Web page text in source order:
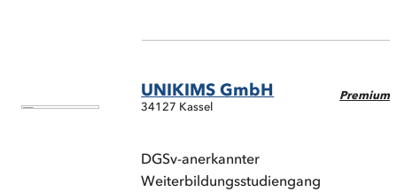
Premium
UNIKIMS GmbH
34127 Kassel
DGSv-anerkannter
Weiterbildungsstudiengang